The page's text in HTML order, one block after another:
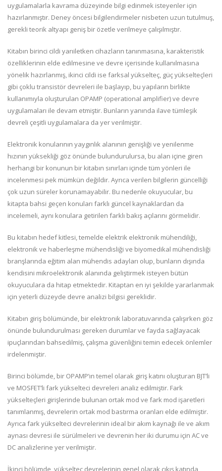
uygulamalarla kavrama düzeyinde bilgi edinmek isteyenler için
hazırlanmıştır. Deney öncesi bilgilendirmeler nisbeten uzun tutulmuş,
gerekli teorik altyapı geniş bir özetle verilmeye çalışılmıştır.
Kitabın birinci cildi yarıiletken cihazların tanınmasına, karakteristik
özelliklerinin elde edilmesine ve devre içerisinde kullanılmasına
yönelik hazırlanmış, ikinci cildi ise farksal yükselteç, güç yükselteçleri
gibi çoklu transistör devreleri ile başlayıp, bu yapıların birlikte
kullanımıyla oluşturulan OPAMP (operational amplifier) ve devre
uygulamaları ile devam etmiştir. Bunların yanında ilave tümleşik
devreli çeşitli uygulamalara da yer verilmiştir.
Elektronik konularının yaygınlık alanının genişliği ve yenilenme
hızının yüksekliği göz önünde bulundurulursa, bu alan içine giren
herhangi bir konunun bir kitabın sınırları içinde tüm yönleri ile
incelenmesi pek mümkün değildir. Ayrıca verilen bilgilerin güncelliği
çok uzun süreler korunamayabilir. Bu nedenle okuyucular, bu
kitapta bahsi geçen konuları farklı güncel kaynaklardan da
incelemeli, aynı konulara getirilen farklı bakış açılarını görmelidir.
Bu kitabın hedef kitlesi, temelde elektrik elektronik mühendiliği,
elektronik ve haberleşme mühendisliği ve biyomedikal mühendisliği
branşlarında eğitim alan mühendis adayları olup, bunların dışında
kendisini mikroelektronik alanında geliştirmek isteyen bütün
okuyuculara da hitap etmektedir. Kitaptan en iyi şekilde yararlanmak
için yeterli düzeyde devre analizi bilgisi gereklidir.
Kitabın giriş bölümünde, bir elektronik laboratuvarında çalışırken göz
önünde bulundurulması gereken durumlar ve fayda sağlayacak
ipuçlarından bahsedilmiş, çalışma güvenliğini temin edecek önlemler
irdelenmiştir.
Birinci bölümde, bir OPAMP’ın temel olarak giriş katını oluşturan BJT’li
ve MOSFET’li fark yükselteci devreleri analiz edilmiştir. Fark
yükselteçleri girişlerinde bulunan ortak mod ve fark mod işaretleri
tanımlanmış, devrelerin ortak mod bastırma oranları elde edilmiştir.
Ayrıca fark yükselteci devrelerinin ideal bir akım kaynağı ile ve akım
aynası devresi ile sürülmeleri ve devrenin her iki durumu için AC ve
DC analizlerine yer verilmiştir.
İkinci bölümde, yükselteç devrelerinin genel olarak çıkış katında